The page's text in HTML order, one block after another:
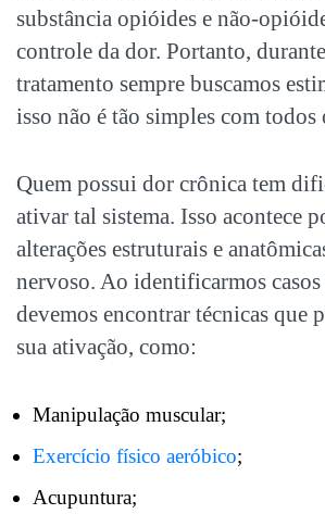
substância opióides e não-
controle da dor. Portanto,
tratamento sempre buscamos
isso não é tão simples com todos
Quem possui dor crônica tem
ativar tal sistema. Isso acontece
alterações estruturais e
nervoso. Ao identificarmos
devemos encontrar técnicas que
sua ativação, como:
Manipulação muscular;
Exercício físico aeróbico;
Acupuntura;